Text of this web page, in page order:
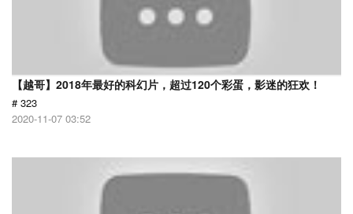
【越哥】2018年最好的科幻片，超过120个彩蛋，影迷的狂欢！
# 323
2020-11-07 03:52